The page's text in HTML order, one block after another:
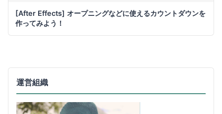
[After Effects] オープニングなどに使えるカウントダウンを
作ってみよう！
運営組織